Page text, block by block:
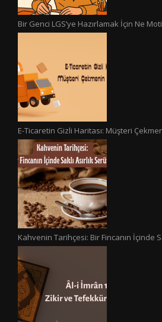
Bir Genci LGS’ye Hazırlamak İçin Ne
E-Ticaretin Gizli Haritası: Müşteri
Kahvenin Tarihçesi: Bir Fincanın İçinde